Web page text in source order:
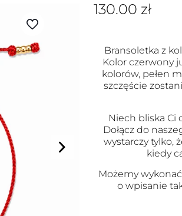
130.00 zł
Bransoletka z
Kolor czerwony
kolorów, pełen
szczęście
Niech bliska Ci
Dołącz do
wystarczy tylko,
kiedy
Możemy
o wpisanie